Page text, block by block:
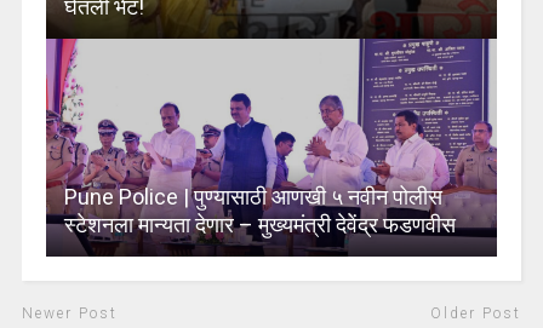
घेतली भेट!
Pune Police | पुण्यासाठी आणखी ५ नवीन पोलीस
स्टेशनला मान्यता देणार – मुख्यमंत्री देवेंद्र फडणवीस
Newer Post Older Post